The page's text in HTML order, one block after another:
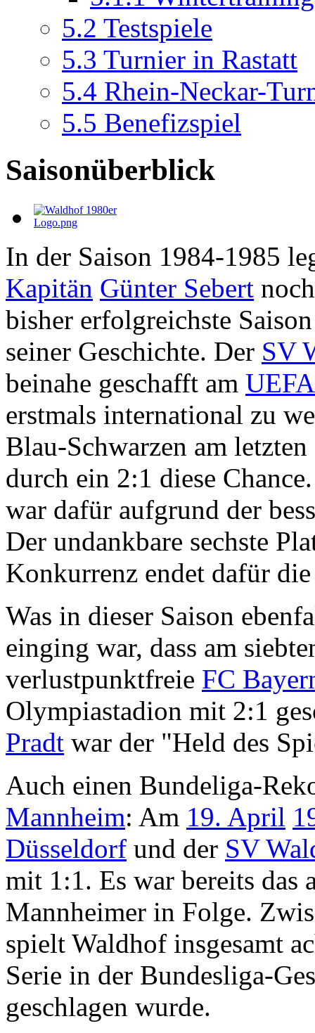
5.2 Testspiele
5.3 Turnier in Rastatt
5.4 Rhein-Neckar-
5.5 Benefizspiel
Saisonüberblick
In der Saison 1984-1985
Kapitän Günter Sebert
bisher erfolgreichste
seiner Geschichte. Der SV
beinahe geschafft am
erstmals international zu
Blau-Schwarzen am
durch ein 2:1 diese
war dafür aufgrund der
Der undankbare sechste
Konkurrenz endet dafür
Was in dieser Saison
einging war, dass am
verlustpunktfreie FC
Olympiastadion mit 2:1
Pradt war der "Held des
Auch einen Bundeliga-
Mannheim: Am 19. April
Düsseldorf und der SV
mit 1:1. Es war bereits das
Mannheimer in Folge.
spielt Waldhof insgesamt
Serie in der Bundesliga-
geschlagen wurde.